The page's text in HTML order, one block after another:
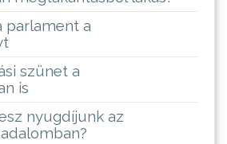
parlament a
szünet a
is
nyugdíjunk az